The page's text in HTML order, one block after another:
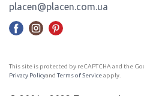
placen@placen.com.ua
This site is protected by reCAPTCHA and the
Privacy Policyand Terms of Serviceapply.